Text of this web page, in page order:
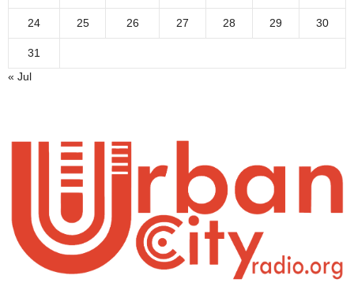
24 25 26 27 28 29 30
31
« Jul